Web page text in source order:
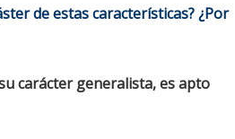
de estas características? ¿Por
carácter generalista, es apto